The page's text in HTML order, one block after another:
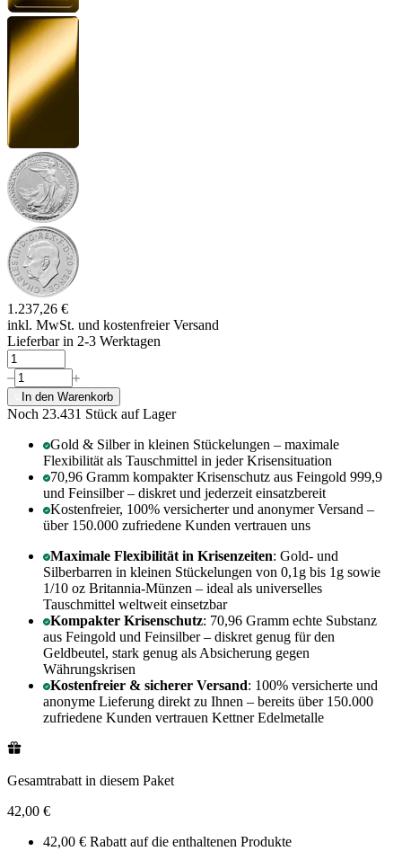
1.237,26 €
inkl. MwSt. und kostenfreier Versand
Lieferbar in 2-3 Werktagen
In den Warenkorb
Noch 23.431 Stück auf Lager
Gold & Silber in kleinen Stückelungen – maximale
Flexibilität als Tauschmittel in jeder Krisensituation
70,96 Gramm kompakter Krisenschutz aus Feingold 999,9
und Feinsilber – diskret und jederzeit einsatzbereit
Kostenfreier, 100% versicherter und anonymer Versand –
über 150.000 zufriedene Kunden vertrauen uns
Maximale Flexibilität in Krisenzeiten: Gold- und
Silberbarren in kleinen Stückelungen von 0,1g bis 1g sowie
1/10 oz Britannia-Münzen – ideal als universelles
Tauschmittel weltweit einsetzbar
Kompakter Krisenschutz: 70,96 Gramm echte Substanz
aus Feingold und Feinsilber – diskret genug für den
Geldbeutel, stark genug als Absicherung gegen
Währungskrisen
Kostenfreier & sicherer Versand: 100% versicherte und
anonyme Lieferung direkt zu Ihnen – bereits über 150.000
zufriedene Kunden vertrauen Kettner Edelmetalle
Gesamtrabatt in diesem Paket
42,00 €
42,00 € Rabatt auf die enthaltenen Produkte